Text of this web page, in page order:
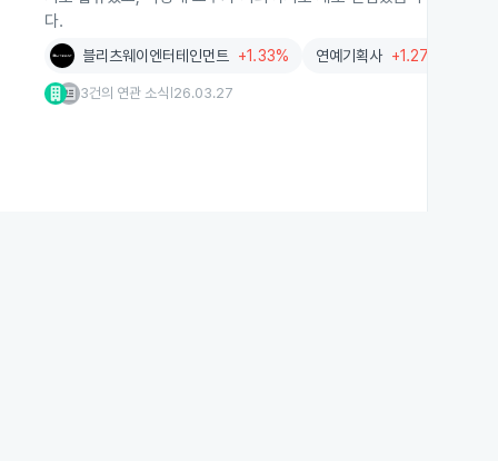
다.
블리츠웨이엔터테인먼트 +1.33% 연예기획사 +1.27%
3건의 연관 소식 26.03.27